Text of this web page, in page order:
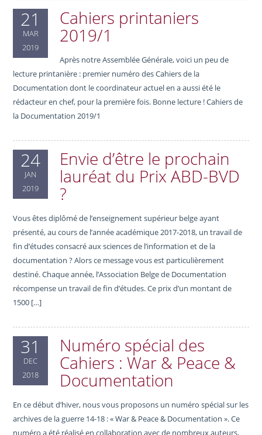
21
MAR
2019
Cahiers printaniers
2019/1
Après notre Assemblée Générale, voici un peu de
lecture printanière : premier numéro des Cahiers de la
Documentation dont le coordinateur actuel en a aussi été le
rédacteur en chef, pour la première fois. Bonne lecture ! Cahiers de
la Documentation 2019/1
24
JAN
2019
Envie d’être le prochain
lauréat du Prix ABD-BVD
?
Vous êtes diplômé de l’enseignement supérieur belge ayant
présenté, au cours de l’année académique 2017-2018, un travail de
fin d’études consacré aux sciences de l’information et de la
documentation ? Alors ce message vous est particulièrement
destiné. Chaque année, l’Association Belge de Documentation
récompense un travail de fin d’études. Ce prix d’un montant de
1500 […]
31
DEC
2018
Numéro spécial des
Cahiers : War & Peace &
Documentation
En ce début d’hiver, nous vous proposons un numéro spécial sur les
archives de la guerre 14-18 : « War & Peace & Documentation ». Ce
numéro a été réalisé en collaboration avec de nombreux auteurs,